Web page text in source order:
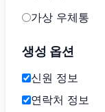
가상 우체통
생성 옵션
신원 정보
연락처 정보